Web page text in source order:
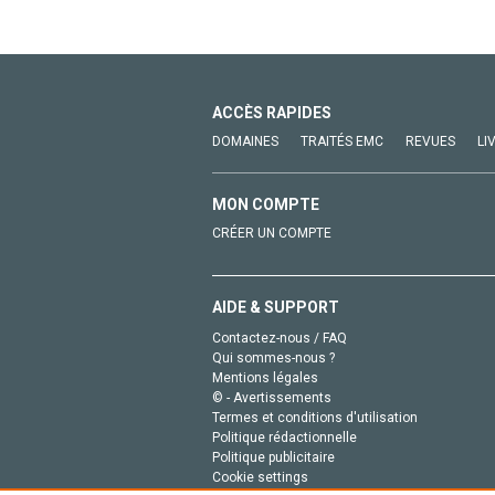
ACCÈS RAPIDES
DOMAINES TRAITÉS EMC REVUES
MON COMPTE
CRÉER UN COMPTE
AIDE & SUPPORT
Contactez-nous / FAQ
Qui sommes-nous ?
Mentions légales
© - Avertissements
Termes et conditions d'utilisation
Politique rédactionnelle
Politique publicitaire
Cookie settings